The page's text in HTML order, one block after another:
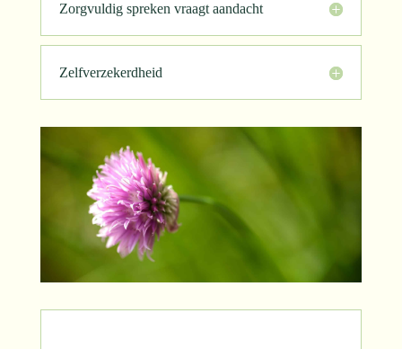
Zorgvuldig spreken vraagt aandacht
Zelfverzekerdheid